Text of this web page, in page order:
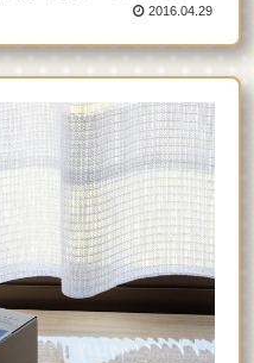
2016.04.29